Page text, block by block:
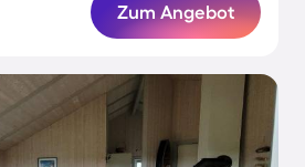
Zum Angebot